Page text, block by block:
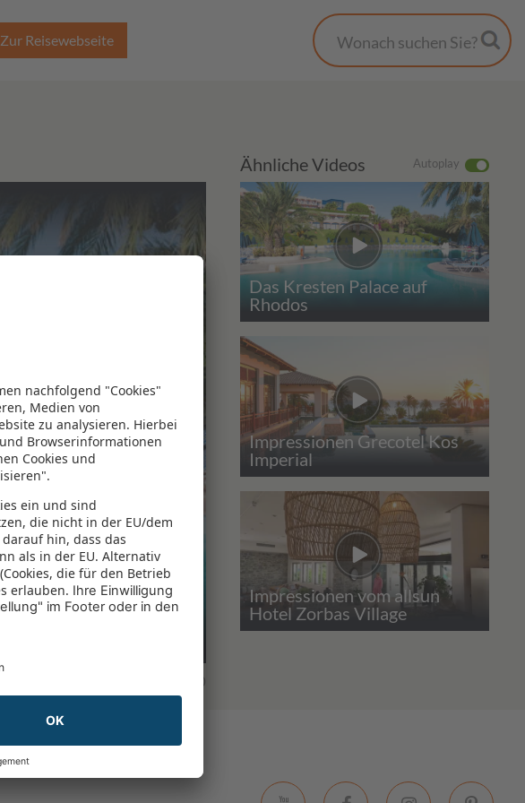
Zur Reisewebseite
Ähnliche Videos Autoplay
0
Das Kresten Palace auf
Rhodos
Impressionen Grecotel Kos
Imperial
Impressionen vom allsun
Hotel Zorbas Village